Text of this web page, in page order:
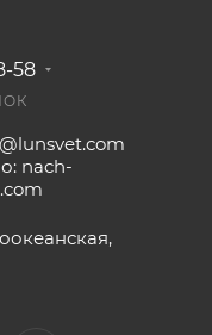
58
nach-